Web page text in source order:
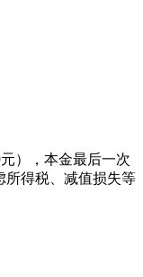
），本金最后一次
所得税、减值损失等